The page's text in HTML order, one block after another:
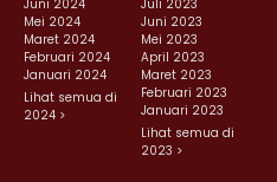
Juni 2024
Mei 2024
Maret 2024
Februari 2024
Januari 2024
Lihat semua di
2024 >
Juli 2023
Juni 2023
Mei 2023
April 2023
Maret 2023
Februari 2023
Januari 2023
Lihat semua di
2023 >